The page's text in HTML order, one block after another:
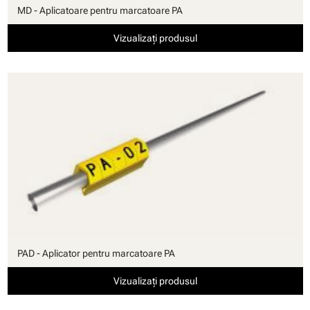
MD - Aplicatoare pentru marcatoare PA
Vizualizați produsul
PAD - Aplicator pentru marcatoare PA
Vizualizați produsul